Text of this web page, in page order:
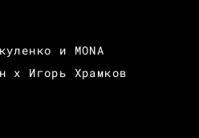
и MONA
x Игорь Храмков